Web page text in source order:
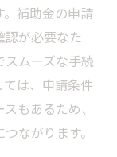
のポイント
する安心リ
リフォーム
補助金の申請
認が必要なた
ムーズな手続
は、申請条件
もあるため、
ながります。